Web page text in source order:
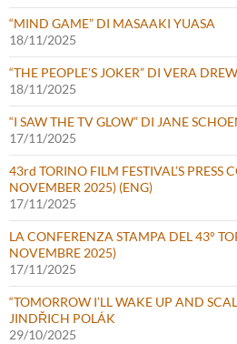
“MIND GAME” DI MASAAKI YUASA
18/11/2025
“THE PEOPLE’S JOKER” DI VERA DREW
18/11/2025
“I SAW THE TV GLOW” DI JANE
17/11/2025
43rd TORINO FILM FESTIVAL’S PRESS
NOVEMBER 2025) (ENG)
17/11/2025
LA CONFERENZA STAMPA DEL 43°
NOVEMBRE 2025)
17/11/2025
“TOMORROW I’LL WAKE UP AND
JINDŘICH POLÁK
29/10/2025